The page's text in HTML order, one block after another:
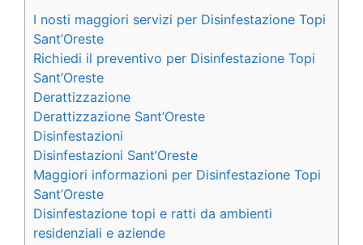
I nosti maggiori servizi per Disinfestazione Topi
Sant’Oreste
Richiedi il preventivo per Disinfestazione Topi
Sant’Oreste
Derattizzazione
Derattizzazione Sant’Oreste
Disinfestazioni
Disinfestazioni Sant’Oreste
Maggiori informazioni per Disinfestazione Topi
Sant’Oreste
Disinfestazione topi e ratti da ambienti
residenziali e aziende